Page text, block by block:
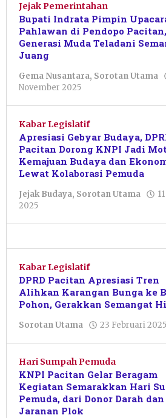
Jejak Pemerintahan
Bupati Indrata Pimpin
Pahlawan di Pendopo
Generasi Muda Teladani
Juang
Gema Nusantara, Sorotan Utama
November 2025
Azizah
Kabar Legislatif
Apresiasi Gebyar Budaya,
Pacitan Dorong KNPI Jadi
Kemajuan Budaya dan
Lewat Kolaborasi Pemuda
Jejak Budaya, Sorotan Utama
2025
Kabar Legislatif
DPRD Pacitan Apresiasi Tren
Alihkan Karangan Bunga ke
Pohon, Gerakkan Semangat
Sorotan Utama 23 Februari 2025
Hari Sumpah Pemuda
KNPI Pacitan Gelar Beragam
Kegiatan Semarakkan Hari
Pemuda, dari Donor Darah dan
Jaranan Plok